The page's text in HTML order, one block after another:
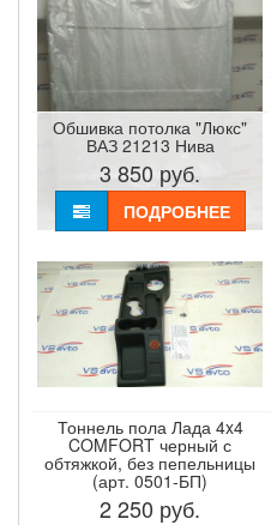
Обшивка потолка "Люкс"
ВАЗ 21213 Нива
3 850 руб.
ПОДРОБНЕЕ
Тоннель пола Лада 4x4
COMFORT черный с
обтяжкой, без пепельницы
(арт. 0501-БП)
2 250 руб.